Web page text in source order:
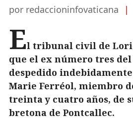
por redaccioninfovaticana |
El tribunal civil de
que el ex número tres
despedido
Marie Ferréol, miembro
treinta y cuatro años, de
bretona de Pontcallec.